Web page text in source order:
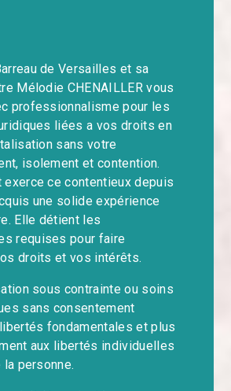
de Versailles et sa
Mélodie CHENAILLER vous
professionnalisme pour les
liées a vos droits en
sans votre
isolement et contention.
exerce ce contentieux depuis
une solide expérience
Elle détient les
requises pour faire
droits et vos intérêts.
sous contrainte ou soins
sans consentement
fondamentales et plus
aux libertés individuelles
personne.